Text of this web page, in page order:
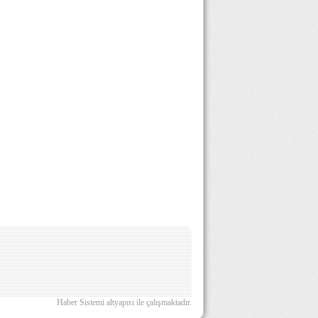
Haber Sistemi altyapısı ile çalışmaktadır.